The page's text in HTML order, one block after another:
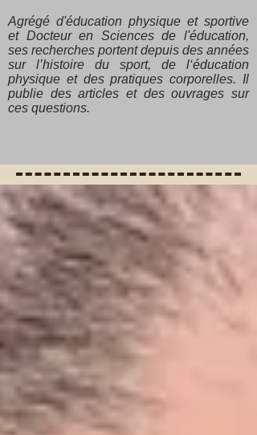
Agrégé d'éducation physique et sportive
et Docteur en Sciences de l'éducation,
ses recherches portent depuis des années
sur l’histoire du sport, de l‘éducation
physique et des pratiques corporelles. Il
publie des articles et des ouvrages sur
ces questions.